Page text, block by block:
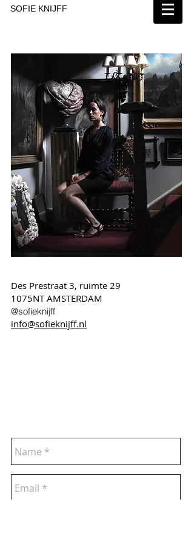
SOFIE KNIJFF
Des Prestraat 3, ruimte 29
1075NT AMSTERDAM
@sofieknijff
info@sofieknijff.nl